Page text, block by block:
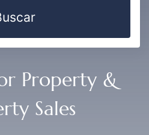
Property &
Sales